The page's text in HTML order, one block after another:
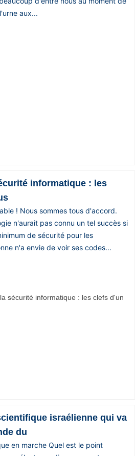
aux...
informatique : les
! Nous sommes tous d'accord.
n'aurait pas connu un tel succès si
de sécurité pour les
n'a envie de voir ses codes...
israélienne qui va
du
en marche Quel est le point